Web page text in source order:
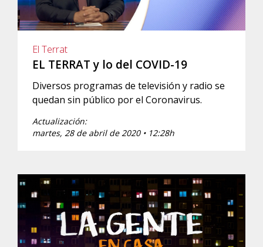
El Terrat
EL TERRAT y lo del COVID-19
Diversos programas de televisión y radio se
quedan sin público por el Coronavirus.
Actualización:
martes, 28 de abril de 2020 • 12:28h